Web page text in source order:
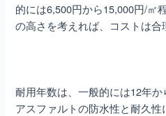
的には6,500円から15,000円/㎡
の高さを考えれば、コストは合
耐用年数は、一般的には12年か
アスファルトの防水性と耐久